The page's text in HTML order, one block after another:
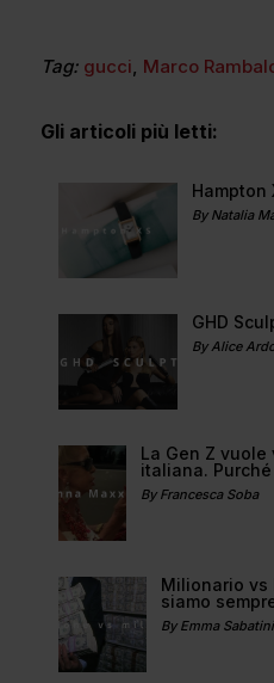
Tag: gucci, Marco
Gli articoli più letti:
Hampton
By Natalia
GHD
By Alice
La Gen Z
italiana.
By Francesca Soba
Milionario vs
siamo
By Emma Sabatini